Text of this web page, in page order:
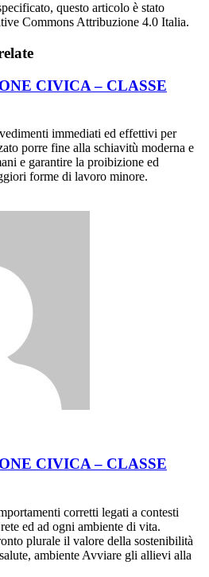
questo articolo è stato
Commons Attribuzione 4.0 Italia.
CIVICA – CLASSE
immediati ed effettivi per
porre fine alla schiavitù moderna e
e garantire la proibizione ed
forme di lavoro minore.
CIVICA – CLASSE
corretti legati a contesti
ed ad ogni ambiente di vita.
plurale il valore della sostenibilità
ambiente Avviare gli allievi alla